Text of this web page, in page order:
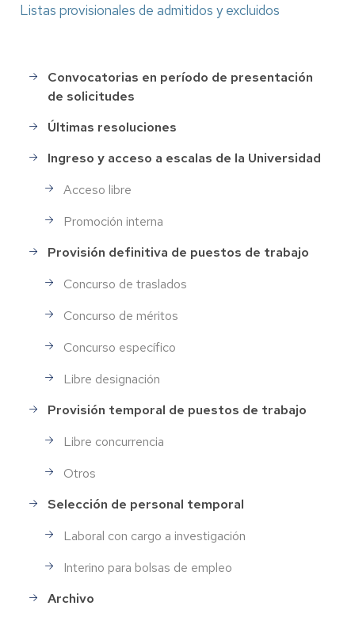
Listas provisionales de admitidos y excluidos
Selección
de
Personal
Convocatorias en período de presentación
de solicitudes
Últimas resoluciones
Ingreso y acceso a escalas de la Universidad
Acceso libre
Promoción interna
Provisión definitiva de puestos de trabajo
Concurso de traslados
Concurso de méritos
Concurso específico
Libre designación
Provisión temporal de puestos de trabajo
Libre concurrencia
Otros
Selección de personal temporal
Laboral con cargo a investigación
Interino para bolsas de empleo
Archivo